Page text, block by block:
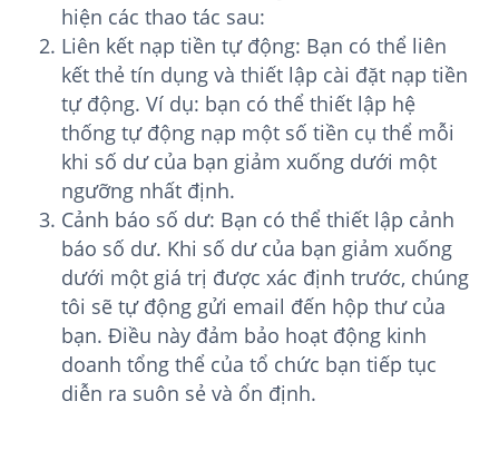
hiện các thao tác sau:
Liên kết nạp tiền tự động: Bạn có thể liên
kết thẻ tín dụng và thiết lập cài đặt nạp tiền
tự động. Ví dụ: bạn có thể thiết lập hệ
thống tự động nạp một số tiền cụ thể mỗi
khi số dư của bạn giảm xuống dưới một
ngưỡng nhất định.
Cảnh báo số dư: Bạn có thể thiết lập cảnh
báo số dư. Khi số dư của bạn giảm xuống
dưới một giá trị được xác định trước, chúng
tôi sẽ tự động gửi email đến hộp thư của
bạn. Điều này đảm bảo hoạt động kinh
doanh tổng thể của tổ chức bạn tiếp tục
diễn ra suôn sẻ và ổn định.